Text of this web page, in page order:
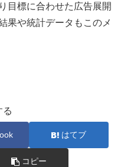
目標に合わせた広告展開
果や統計データもこのメ
る
はてブ
コピー